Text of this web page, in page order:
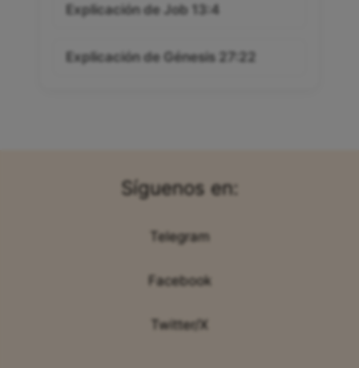
Explicación de Job 13:4
Explicación de Génesis 27:22
Síguenos en:
Telegram
Facebook
Twitter/X